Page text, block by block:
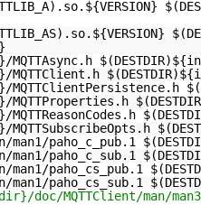
/MQTTAsync.h
/MQTTClient .h
/MQTTClientPersistence.h
/MQTTProperties .h
/MQTTReasonCodes .h
/MQTTSubscribeOpts .h
man1/paho_c_pub.1
man1/paho_c_sub.1
man1/paho_cs_pub.1
man1/paho_cs_sub.1
MQTTClient/man/man3/